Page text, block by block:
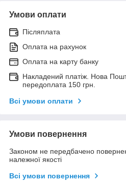
Умови оплати
Післяплата
Оплата на рахунок
Оплата на карту банку
Накладений платіж. Нова
передоплата 150 грн.
Всі умови оплати
Умови повернення
Законом не передбачено
належної якості
Всі умови повернення